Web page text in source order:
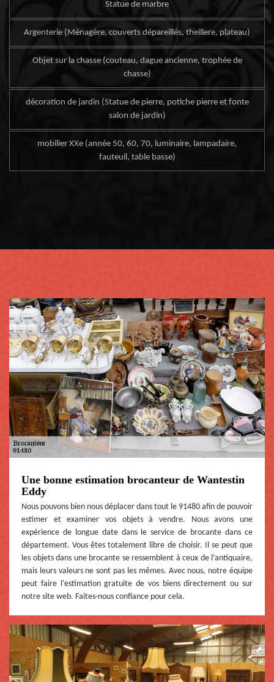
Statue de marbre
Argenterie (Ménagère, couverts dépareillés, theillere, plateau)
Objet sur la chasse (couteau, dague ancienne, trophée de
chasse)
décoration de jardin (Statue de pierre, potiche pierre et fonte
salon de jardin)
mobilier XXe (année 50, 60, 70, luminaire, lampadaire,
fauteuil, table basse)
Une bonne estimation brocanteur de Wantestin
Eddy
Nous pouvons bien nous déplacer dans tout le 91480 afin de pouvoir
estimer et examiner vos objets à vendre. Nous avons une
expérience de longue date dans le service de brocante dans ce
département. Vous êtes totalement libre de choisir. Il se peut que
les objets dans une brocante se ressemblent à ceux de l’antiquaire,
mais leurs valeurs ne sont pas les mêmes. Avec nous, notre équipe
peut faire l'estimation gratuite de vos biens directement ou sur
notre site web. Faites-nous confiance pour cela.